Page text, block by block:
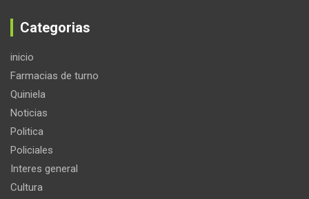
Categorias
inicio
Farmacias de turno
Quiniela
Noticias
Politica
Policiales
Interes general
Cultura